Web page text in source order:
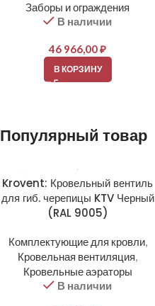
Заборы и ограждения
В наличии
46 966,00₽
В КОРЗИНУ
Популярный товар
Krovent: Кровельный вентиль
для гиб. черепицы KTV Черный
(RAL 9005)
Комплектующие для кровли,
Кровельная вентиляция,
Кровельные аэраторы
В наличии